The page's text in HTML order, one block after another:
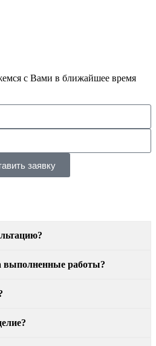
с Вами в ближайшее время
заявку
выполненные работы?